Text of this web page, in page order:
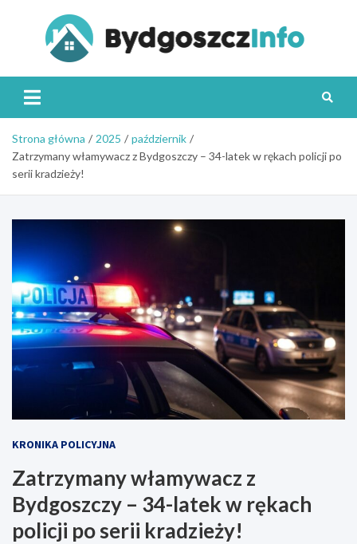
Strona główna 2025
październik
Zatrzymany włamywacz z Bydgoszczy – 34-latek w rękach policji po
serii kradzieży!
KRONIKA POLICYJNA
Zatrzymany włamywacz z
Bydgoszczy – 34-latek w rękach
policji po serii kradzieży!